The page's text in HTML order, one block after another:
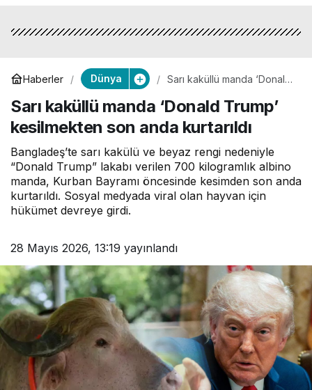
Haberler Dünya
Sarı kaküllü manda ‘Donald
anda kurtarıldı
Sarı kaküllü manda ‘Donald Trump’
kesilmekten son anda kurtarıldı
Bangladeş’te sarı kakülü ve beyaz rengi nedeniyle
“Donald Trump” lakabı verilen 700 kilogramlık albino
manda, Kurban Bayramı öncesinde kesimden son anda
kurtarıldı. Sosyal medyada viral olan hayvan için
hükümet devreye girdi.
28 Mayıs 2026, 13:19 yayınlandı